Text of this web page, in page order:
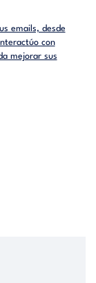
emails, desde
con
mejorar sus